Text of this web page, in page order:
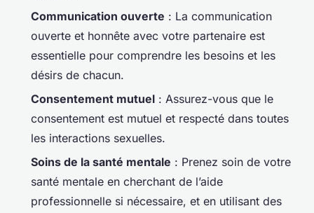
Communication ouverte : La communication
ouverte et honnête avec votre partenaire est
essentielle pour comprendre les besoins et les
désirs de chacun.
Consentement mutuel : Assurez-vous que le
consentement est mutuel et respecté dans toutes
les interactions sexuelles.
Soins de la santé mentale : Prenez soin de votre
santé mentale en cherchant de l’aide
professionnelle si nécessaire, et en utilisant des